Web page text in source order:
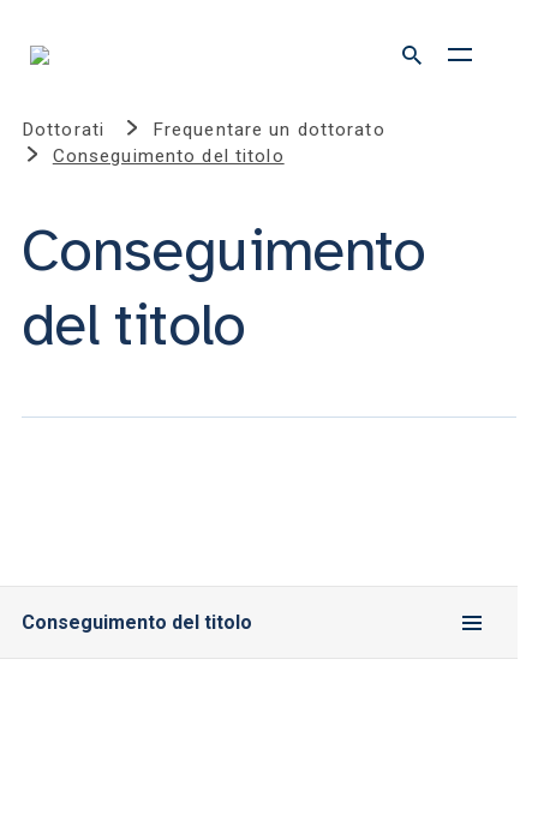
Dottorati
Frequentare un dottorato
Conseguimento del titolo
Conseguimento
del titolo
Conseguimento del titolo